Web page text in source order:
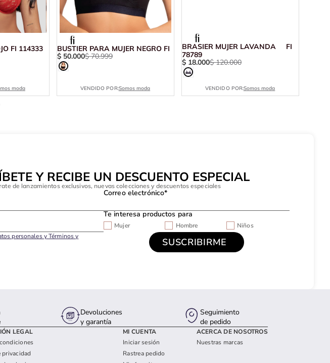
FI 114333
moda
BUSTIER PARA MUJER NEGRO FI
$ 50.000$ 70.999
VENDIDO POR:Somos moda
BRASIER MUJER LAVANDA FI
78789
$ 18.000$ 120.000
VENDIDO POR:Somos moda
Y RECIBE UN DESCUENTO ESPECIAL
de lanzamientos exclusivos, nuevas colecciones y descuentos especiales
Correo electrónico*
Te interesa productos para
Mujer Hombre
Niños
personales y Términos y
Devoluciones
y garantía
Seguimiento
de pedido
LEGAL
MI CUENTA
Iniciar sesión
Rastrea pedido
ACERCA DE NOSOTROS
Nuestras marcas